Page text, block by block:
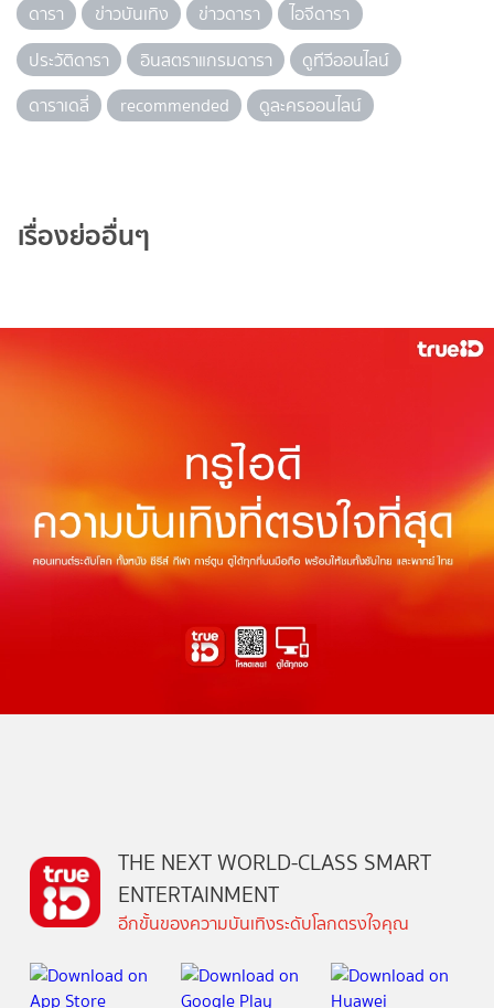
ดารา ข่าวบันเทิง ข่าวดารา
ไอจีดารา
ประวัติดารา
อินสตราแกรมดารา
ดูทีวีออนไลน์
ดาราเดลี่
recommended ดูละครออนไลน์
เรื่องย่ออื่นๆ
THE NEXT WORLD-CLASS SMART
ENTERTAINMENT
อีกขั้นของความบันเทิงระดับโลกตรงใจคุณ